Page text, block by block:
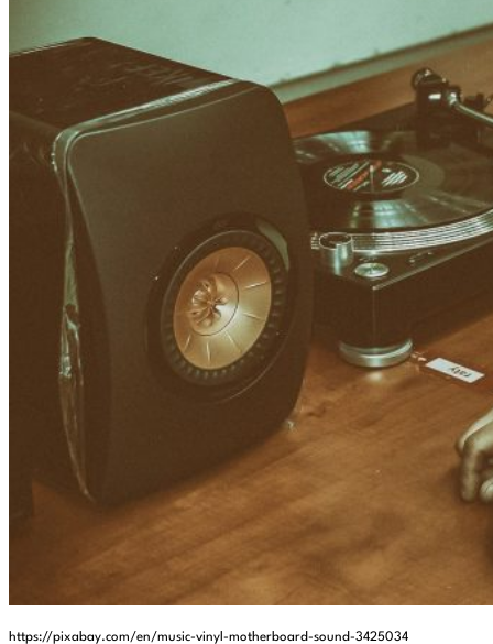
https://pixabay.com/en/music-vinyl-motherboard-sound-3425034